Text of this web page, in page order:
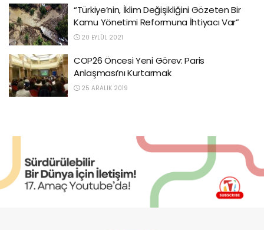
“Türkiye’nin, İklim Değişikliğini Gözeten Bir
Kamu Yönetimi Reformuna İhtiyacı Var”
20 EYLÜL 2021
COP26 Öncesi Yeni Görev: Paris
Anlaşması’nı Kurtarmak
25 ARALIK 2019